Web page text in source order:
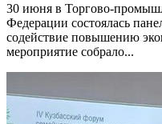
30 июня в Торгово-
Федерации состоялась
содействие повышению
мероприятие собрало...